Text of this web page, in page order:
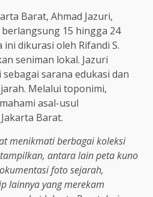
Barat, Ahmad Jazuri,
15 hingga 24
ini dikurasi oleh Rifandi S.
seniman lokal. Jazuri
sarana edukasi dan
Melalui toponimi,
asal-usul
Barat.
menikmati berbagai koleksi
antara lain peta kuno
foto sejarah,
lainnya yang merekam